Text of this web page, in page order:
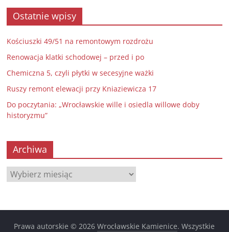
Ostatnie wpisy
Kościuszki 49/51 na remontowym rozdrożu
Renowacja klatki schodowej – przed i po
Chemiczna 5, czyli płytki w secesyjne ważki
Ruszy remont elewacji przy Kniaziewicza 17
Do poczytania: „Wrocławskie wille i osiedla willowe doby
historyzmu”
Archiwa
Archiwa
Prawa autorskie © 2026Wrocławskie Kamienice. Wszystkie